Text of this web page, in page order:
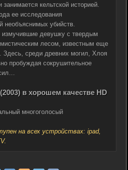
кельтской историей.
ее исследования
необъяснимых убийств.
измучившие девушку с твердым
лесом, известным еще
Здесь, среди древних могил, Хлоя
пробуждая сокрушительное
в хорошем качестве HD
многоголосый
на всех устройствах: ipad,